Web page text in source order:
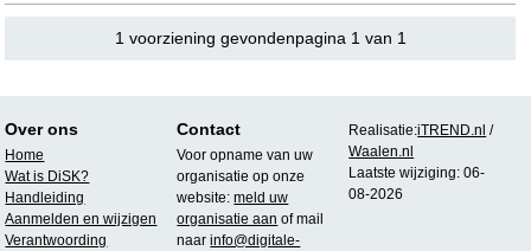
1 voorziening gevondenpagina 1 van 1
Over ons
Home
Wat is DiSK?
Handleiding
Aanmelden en wijzigen
Verantwoording
Contact
Voor opname van uw
organisatie op onze
website:meld uw
organisatie aan of mail
naarinfo@digitale-
Realisatie:iTREND.nl /
Waalen.nl
Laatste wijziging: 06-
08-2026